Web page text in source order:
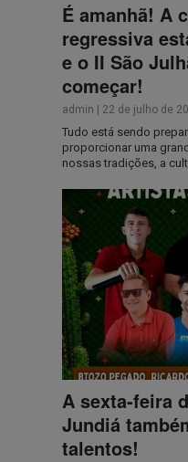
É amanhã! A
regressiva
e o II São
começar!
admin 22 de julho de
Tudo está sendo
proporcionar uma
nossas tradições, a
A sexta-feira
Jundiá
talentos!